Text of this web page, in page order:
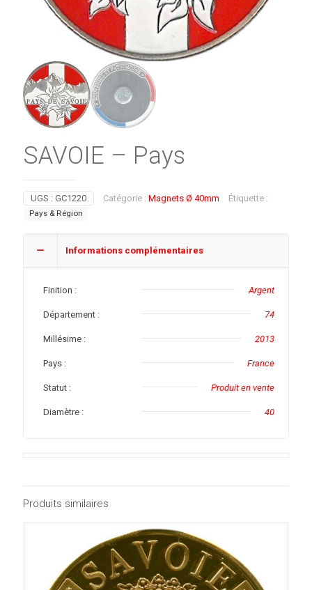
SAVOIE – Pays
UGS : GC1220 Catégorie : Magnets Ø 40mm Étiquette :
Pays & Région
Informations complémentaires
Finition : Argent
Département : 74
Millésime : 2013
Pays : France
Statut : Produit en vente
Diamètre : 40
Produits similaires